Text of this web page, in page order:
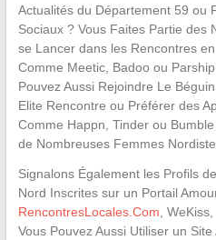
Actualités du Département 59 ou
Sociaux ? Vous Faites Partie des
se Lancer dans les Rencontres
Comme Meetic, Badoo ou
Pouvez Aussi Rejoindre Le
Elite Rencontre ou Préférer des
Comme Happn, Tinder ou
de Nombreuses Femmes
Signalons Également les Profils
Nord Inscrites sur un Portail
RencontresLocales.Com ,
Vous Pouvez Aussi Utiliser un